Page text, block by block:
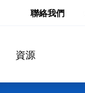
聯絡我們
資源